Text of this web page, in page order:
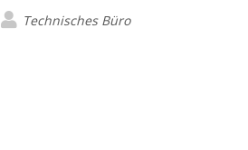
Technisches Büro